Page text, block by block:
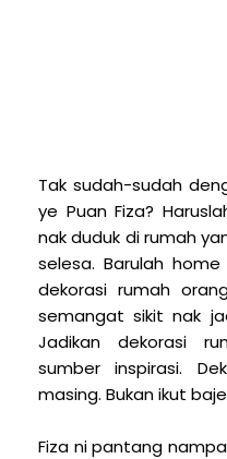
Tak sudah-sudah
ye Puan Fiza?
nak duduk di rumah
selesa. Barulah
dekorasi rumah
semangat sikit nak
Jadikan dekorasi
sumber inspirasi.
masing. Bukan ikut
Fiza ni pantang